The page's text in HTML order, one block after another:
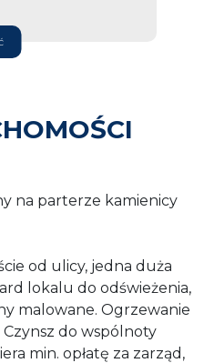
na parterze kamienicy
od ulicy, jedna duża
lokalu do odświeżenia,
malowane. Ogrzewanie
do wspólnoty
min. opłatę za zarząd,